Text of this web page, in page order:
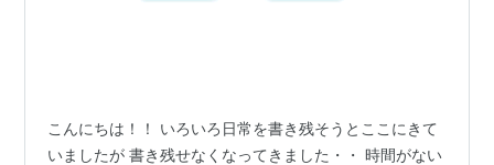
こんにちは！！ いろいろ日常を書き残そうとここにきて
いましたが 書き残せなくなってきました・・ 時間がない